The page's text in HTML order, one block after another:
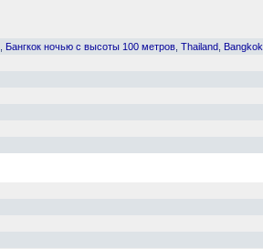
Бангкок ночью с высоты 100 метров Thailand Bangkok